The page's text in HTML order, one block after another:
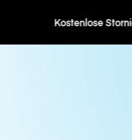
Kostenlose Stornierung